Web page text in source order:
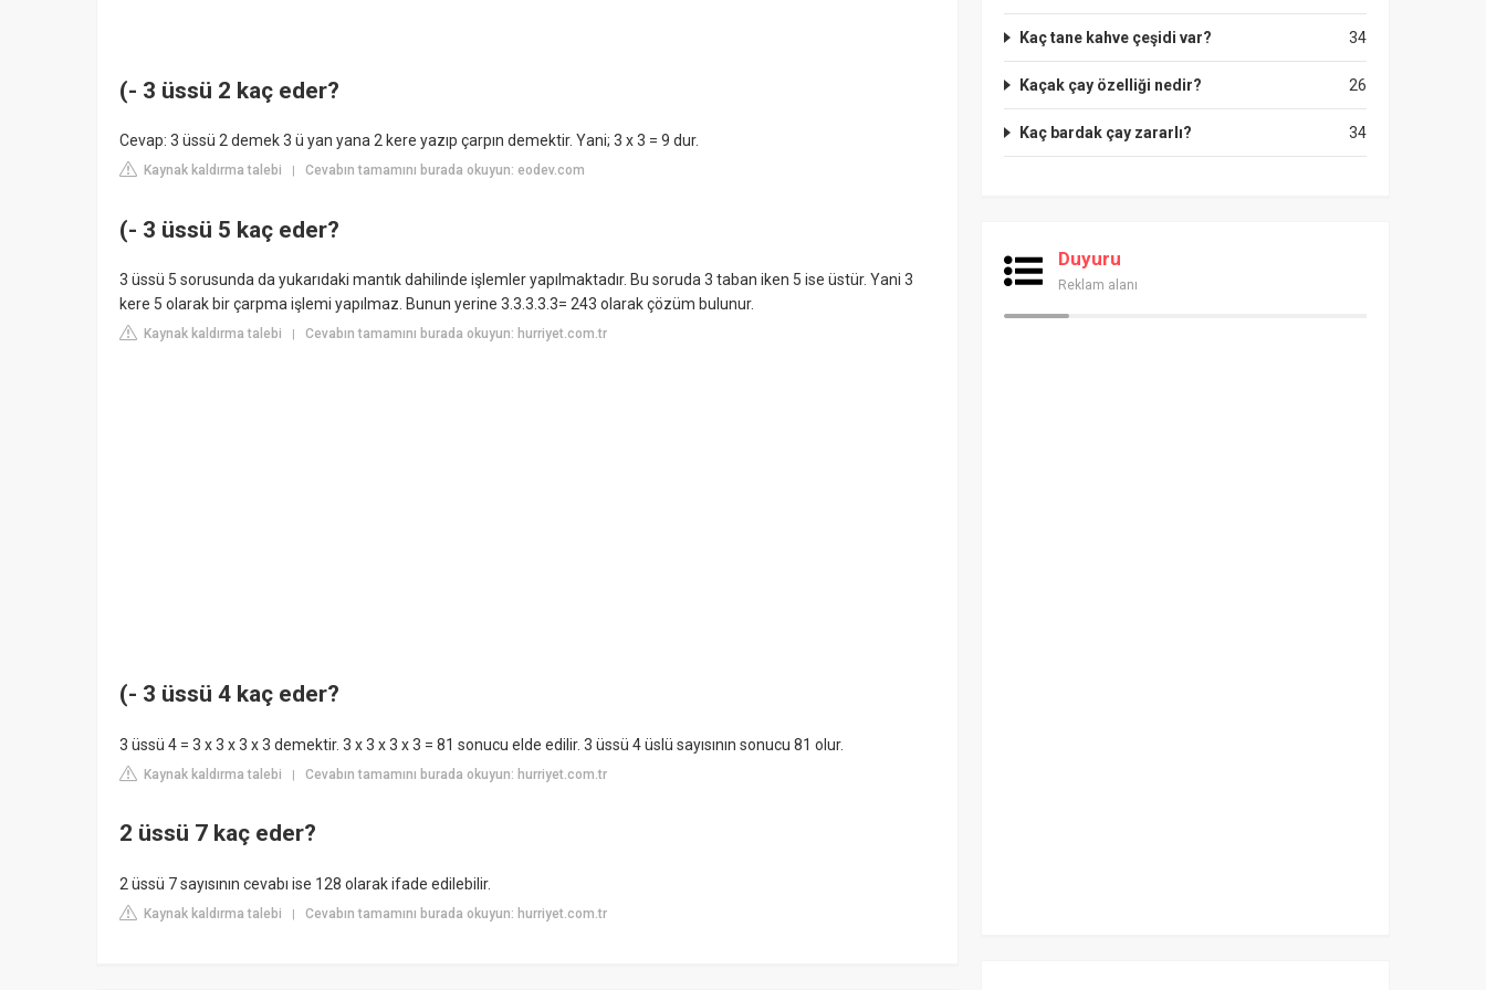
(- 3 üssü 2 kaç eder?
Cevap: 3 üssü 2 demek 3 ü yan yana 2 kere yazıp çarpın demektir. Yani; 3 x 3 = 9 dur.
Kaynak kaldırma talebi Cevabın tamamını burada okuyun: eodev.com
(- 3 üssü 5 kaç eder?
3 üssü 5 sorusunda da yukarıdaki mantık dahilinde işlemler yapılmaktadır. Bu soruda 3 taban iken 5 ise üstür. Yani 3
kere 5 olarak bir çarpma işlemi yapılmaz. Bunun yerine 3.3.3.3.3= 243 olarak çözüm bulunur.
Kaynak kaldırma talebi Cevabın tamamını burada okuyun: hurriyet.com.tr
(- 3 üssü 4 kaç eder?
3 üssü 4 = 3 x 3 x 3 x 3 demektir. 3 x 3 x 3 x 3 = 81 sonucu elde edilir. 3 üssü 4 üslü sayısının sonucu 81 olur.
Kaynak kaldırma talebi | Cevabın tamamını burada okuyun: hurriyet.com.tr
2 üssü 7 kaç eder?
2 üssü 7 sayısının cevabı ise 128 olarak ifade edilebilir.
Kaynak kaldırma talebi | Cevabın tamamını burada okuyun: hurriyet.com.tr
34
Kaç tane kahve çeşidi var?
26
Kaçak çay özelliği nedir?
34
Kaç bardak çay zararlı?
Duyuru
Reklam alanı